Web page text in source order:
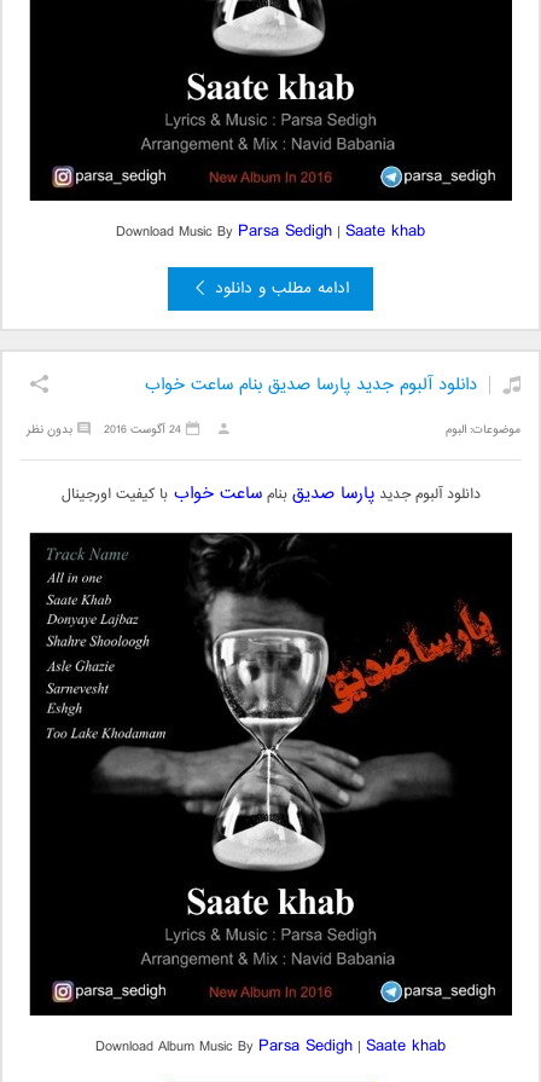
Download Music By Parsa Sedigh | Saate khab
ادامه مطلب و دانلود
دانلود آلبوم جدید پارسا صدیق بنام ساعت خواب
موضوعات:البوم بدون نظر 24 آگوست 2016
دانلود آلبوم جدیدپارسا صدیقبنامساعت خواببا کیفیت اورجینال
Download Album Music By Parsa Sedigh | Saate khab